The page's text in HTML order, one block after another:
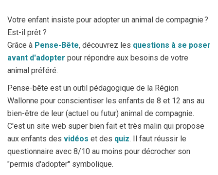
Votre enfant insiste pour adopter un animal de compagnie ?
Est-il prêt ?
Grâce à Pense-Bête, découvrez les questions à se poser
avant d'adopter pour répondre aux besoins de votre
animal préféré.
Pense-bête est un outil pédagogique de la Région
Wallonne pour conscientiser les enfants de 8 et 12 ans au
bien-être de leur (actuel ou futur) animal de compagnie.
C'est un site web super bien fait et très malin qui propose
aux enfants des vidéos et des quiz. Il faut réussir le
questionnaire avec 8/10 au moins pour décrocher son
"permis d'adopter" symbolique.